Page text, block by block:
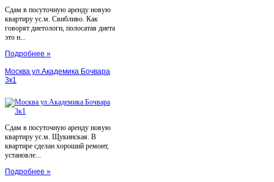
Сдам в посуточную аренду новую
квартиру ус.м. Свибливо. Как
говорят диетологи, полосатая диета
это н...
Подробнее »
Москва ул.Академика Бочвара
3к1
Сдам в посуточную аренду новую
квартиру ус.м. Щукинская. В
квартире сделан хороший ремонт,
установле...
Подробнее »